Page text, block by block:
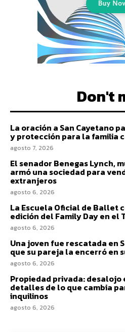
Don't
La oración a San Cayetano
y protección para la familia
agosto 7, 2026
El senador Benegas Lynch,
armó una sociedad para
extranjeros
agosto 6, 2026
La Escuela Oficial de Ballet
edición del Family Day en el
agosto 6, 2026
Una joven fue rescatada en
que su pareja la encerró en
agosto 6, 2026
Propiedad privada: desalojo
detalles de lo que cambia
inquilinos
agosto 6, 2026